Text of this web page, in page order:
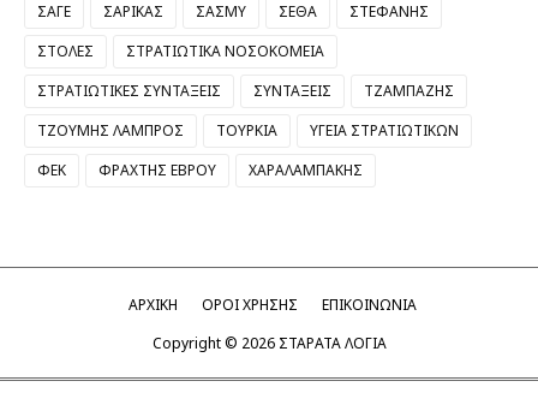
ΣΑΓΕ
ΣΑΡΙΚΑΣ ΣΑΣΜΥ ΣΕΘΑ
ΣΤΕΦΑΝΗΣ
ΣΤΟΛΕΣ
ΣΤΡΑΤΙΩΤΙΚΑ ΝΟΣΟΚΟΜΕΙΑ
ΣΤΡΑΤΙΩΤΙΚΕΣ ΣΥΝΤΑΞΕΙΣ
ΣΥΝΤΑΞΕΙΣ
ΤΖΑΜΠΑΖΗΣ
ΤΖΟΥΜΗΣ ΛΑΜΠΡΟΣ
ΤΟΥΡΚΙΑ
ΥΓΕΙΑ ΣΤΡΑΤΙΩΤΙΚΩΝ
ΦΕΚ
ΦΡΑΧΤΗΣ ΕΒΡΟΥ ΧΑΡΑΛΑΜΠΑΚΗΣ
ΑΡΧΙΚΗ ΟΡΟΙ ΧΡΗΣΗΣ
ΕΠΙΚΟΙΝΩΝΙΑ
Copyright © 2026 ΣΤΑΡΑΤΑ ΛΟΓΙΑ